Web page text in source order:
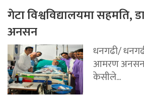
गेटा विश्वविद्यालयमा सहमति,
अनसन
धनगढी/
आमरण
केसीले...